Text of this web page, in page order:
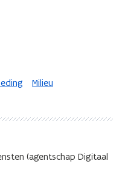
Milieu
(agentschap Digitaal